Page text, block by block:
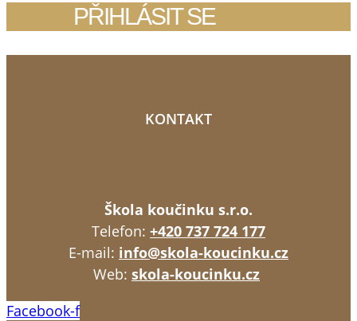
PŘIHLÁSIT SE
KONTAKT
Škola koučinku s.r.o.
Telefon: +420 737 724 177
E-mail: info@skola-koucinku.cz
Web: skola-koucinku.cz
Facebook-f